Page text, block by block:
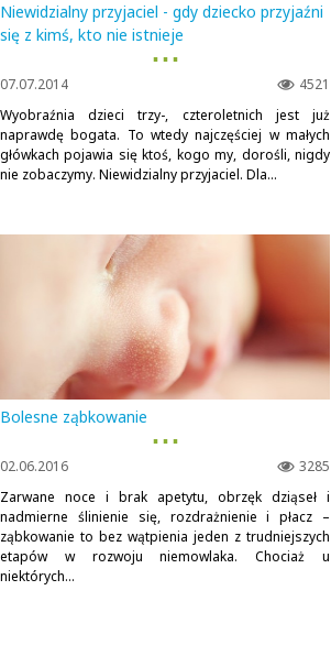
Niewidzialny przyjaciel - gdy dziecko przyjaźni
się z kimś, kto nie istnieje
▪ ▪ ▪
4521
07.07.2014
Wyobraźnia dzieci trzy-, czteroletnich jest już
naprawdę bogata. To wtedy najczęściej w małych
główkach pojawia się ktoś, kogo my, dorośli, nigdy
nie zobaczymy. Niewidzialny przyjaciel. Dla...
Bolesne ząbkowanie
▪ ▪ ▪
3285
02.06.2016
Zarwane noce i brak apetytu, obrzęk dziąseł i
nadmierne ślinienie się, rozdrażnienie i płacz –
ząbkowanie to bez wątpienia jeden z trudniejszych
etapów w rozwoju niemowlaka. Chociaż u
niektórych...